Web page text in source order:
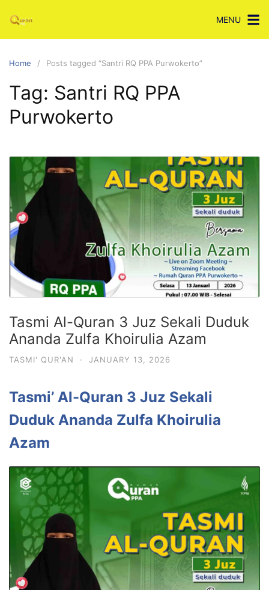
content
MENU
Home Posts tagged “Santri RQ PPA Purwokerto”
Tag: Santri RQ PPA
Purwokerto
Tasmi Al-Quran 3 Juz Sekali Duduk
Ananda Zulfa Khoirulia Azam
TASMI' QUR'AN · JANUARY 13, 2026
Tasmi’ Al-Quran 3 Juz Sekali
Duduk Ananda Zulfa Khoirulia
Azam